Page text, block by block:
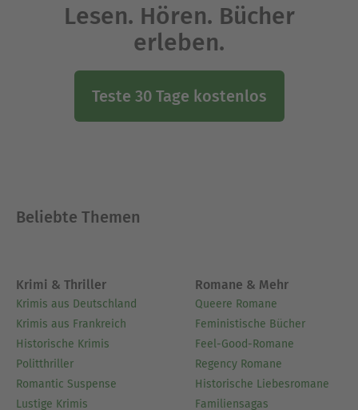
Lesen. Hören. Bücher
erleben.
Teste 30 Tage kostenlos
Beliebte Themen
Krimi & Thriller
Krimis aus Deutschland
Krimis aus Frankreich
Historische Krimis
Politthriller
Romantic Suspense
Lustige Krimis
Romane & Mehr
Queere Romane
Feministische Bücher
Feel-Good-Romane
Regency Romane
Historische Liebesromane
Familiensagas